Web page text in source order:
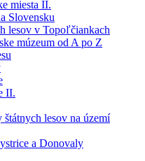
miesta II.
Slovensku
lesov v Topoľčiankach
múzeum od A po Z
II.
lesov na území
a Donovaly